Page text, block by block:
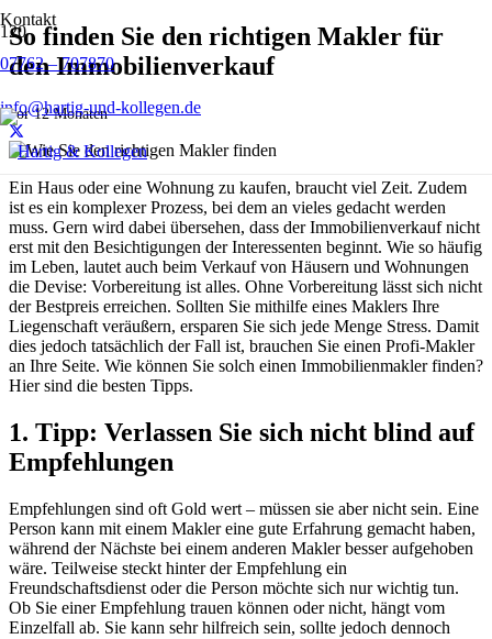
Kontakt
07762 – 707870
info@hartig-und-kollegen.de
So finden Sie den richtigen Makler für
den Immobilienverkauf
vor 12 Monaten
Ein Haus oder eine Wohnung zu kaufen, braucht viel Zeit. Zudem
ist es ein komplexer Prozess, bei dem an vieles gedacht werden
muss. Gern wird dabei übersehen, dass der Immobilienverkauf nicht
erst mit den Besichtigungen der Interessenten beginnt. Wie so häufig
im Leben, lautet auch beim Verkauf von Häusern und Wohnungen
die Devise: Vorbereitung ist alles. Ohne Vorbereitung lässt sich nicht
der Bestpreis erreichen. Sollten Sie mithilfe eines Maklers Ihre
Liegenschaft veräußern, ersparen Sie sich jede Menge Stress. Damit
dies jedoch tatsächlich der Fall ist, brauchen Sie einen Profi-Makler
an Ihre Seite. Wie können Sie solch einen Immobilienmakler finden?
Hier sind die besten Tipps.
1. Tipp: Verlassen Sie sich nicht blind auf
Empfehlungen
Empfehlungen sind oft Gold wert – müssen sie aber nicht sein. Eine
Person kann mit einem Makler eine gute Erfahrung gemacht haben,
während der Nächste bei einem anderen Makler besser aufgehoben
wäre. Teilweise steckt hinter der Empfehlung ein
Freundschaftsdienst oder die Person möchte sich nur wichtig tun.
Ob Sie einer Empfehlung trauen können oder nicht, hängt vom
Einzelfall ab. Sie kann sehr hilfreich sein, sollte jedoch dennoch